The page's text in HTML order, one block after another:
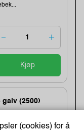
Kjøp
galv (2500)
(cookies) for å